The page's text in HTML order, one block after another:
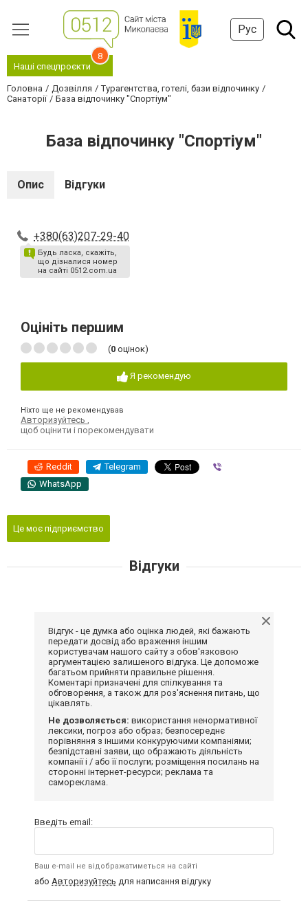
Рус
Наші спецпроєкти
8
Головна Дозвілля
Турагентства, готелі, бази відпочинку
Санаторії
База відпочинку "Спортіум"
База відпочинку "Спортіум"
Опис Відгуки
+380(63)207-29-40
Будь ласка, скажіть,
що дізналися номер
на сайті 0512.com.ua
Оцініть першим
(0 оцінок)
Я рекомендую
Ніхто ще не рекомендував
Авторизуйтесь
щоб оцінити і порекомендувати
Reddit Telegram
WhatsApp
Це моє підприємство
Відгуки
Відгук - це думка або оцінка людей, які бажають
передати досвід або враження іншим
користувачам нашого сайту з обов'язковою
аргументацією залишеного відгука. Це допоможе
багатьом прийняти правильне рішення.
Коментарі призначені для спілкування та
обговорення, а також для роз'яснення питань, що
цікавлять.
Не дозволяється: використання ненормативної
лексики, погроз або образ; безпосереднє
порівняння з іншими конкуруючими компаніями;
безпідставні заяви, що ображають діяльність
компанії і / або її послуги; розміщення посилань на
сторонні інтернет-ресурси; реклама та
самореклама.
Введіть email:
Ваш e-mail не відображатиметься на сайті
або Авторизуйтесь для написання відгуку